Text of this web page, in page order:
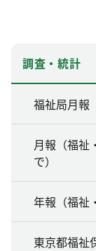
調査・統計
福祉局月報
月報（福祉
で）
年報（福祉
東京都福祉